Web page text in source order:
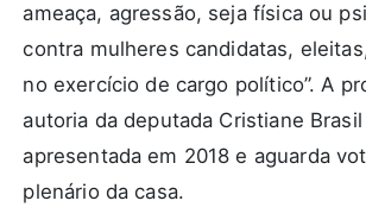
ameaça, agressão, seja física ou
contra mulheres candidatas,
no exercício de cargo político”. A
autoria da deputada Cristiane
apresentada em 2018 e aguarda
plenário da casa.